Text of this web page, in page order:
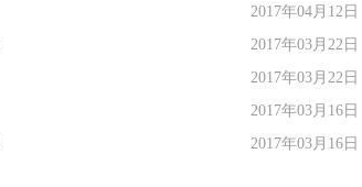
2017年04月12日
2017年03月22日
2017年03月22日
2017年03月16日
2017年03月16日